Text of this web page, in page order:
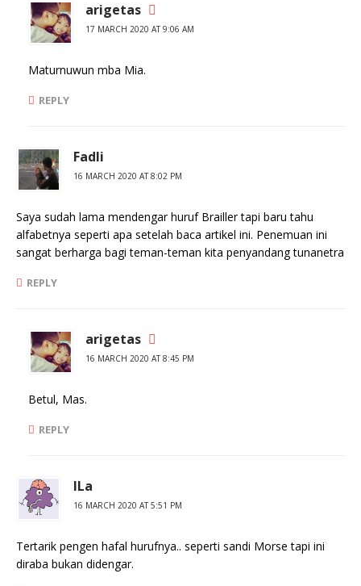
arigetas
17 MARCH 2020 AT 9:06 AM
Maturnuwun mba Mia.
REPLY
Fadli
16 MARCH 2020 AT 8:02 PM
Saya sudah lama mendengar huruf Brailler tapi baru tahu
alfabetnya seperti apa setelah baca artikel ini. Penemuan ini
sangat berharga bagi teman-teman kita penyandang tunanetra
REPLY
arigetas
16 MARCH 2020 AT 8:45 PM
Betul, Mas.
REPLY
ILa
16 MARCH 2020 AT 5:51 PM
Tertarik pengen hafal hurufnya.. seperti sandi Morse tapi ini
diraba bukan didengar.